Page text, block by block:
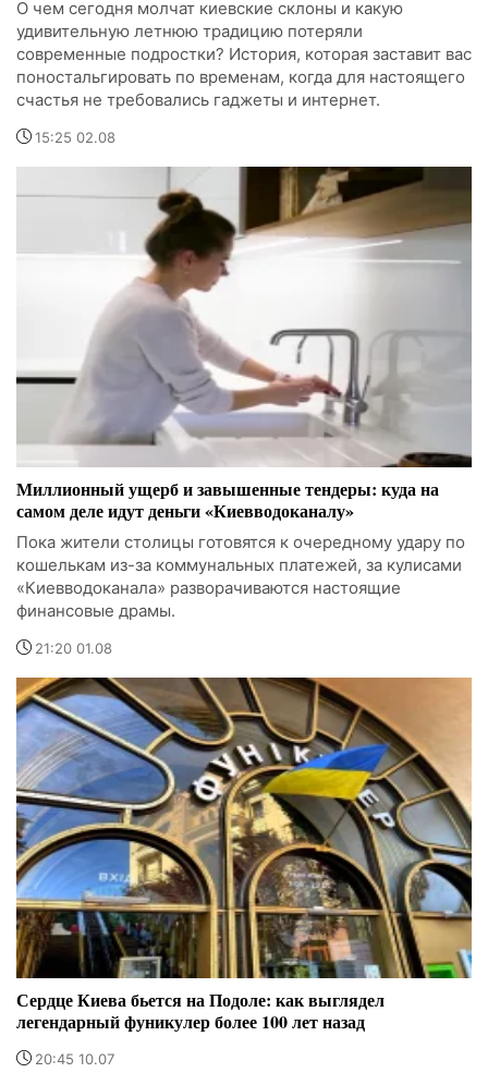
О чем сегодня молчат киевские склоны и какую
удивительную летнюю традицию потеряли
современные подростки? История, которая заставит вас
поностальгировать по временам, когда для настоящего
счастья не требовались гаджеты и интернет.
15:25 02.08
Миллионный ущерб и завышенные тендеры: куда на
самом деле идут деньги «Киевводоканалу»
Пока жители столицы готовятся к очередному удару по
кошелькам из-за коммунальных платежей, за кулисами
«Киевводоканала» разворачиваются настоящие
финансовые драмы.
21:20 01.08
Сердце Киева бьется на Подоле: как выглядел
легендарный фуникулер более 100 лет назад
20:45 10.07